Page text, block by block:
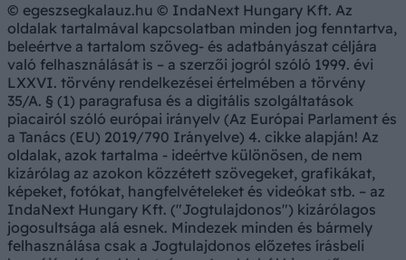
© egeszsegkalauz.hu © IndaNext Hungary Kft. Az
oldalak tartalmával kapcsolatban minden jog fenntartva,
beleértve a tartalom szöveg- és adatbányászat céljára
való felhasználását is – a szerzői jogról szóló 1999. évi
LXXVI. törvény rendelkezései értelmében a törvény
35/A. § (1) paragrafusa és a digitális szolgáltatások
piacairól szóló európai irányelv (Az Európai Parlament és
a Tanács (EU) 2019/790 Irányelve) 4. cikke alapján! Az
oldalak, azok tartalma - ideértve különösen, de nem
kizárólag az azokon közzétett szövegeket, grafikákat,
képeket, fotókat, hangfelvételeket és videókat stb. – az
IndaNext Hungary Kft. ("Jogtulajdonos") kizárólagos
jogosultsága alá esnek. Mindezek minden és bármely
felhasználása csak a Jogtulajdonos előzetes írásbeli